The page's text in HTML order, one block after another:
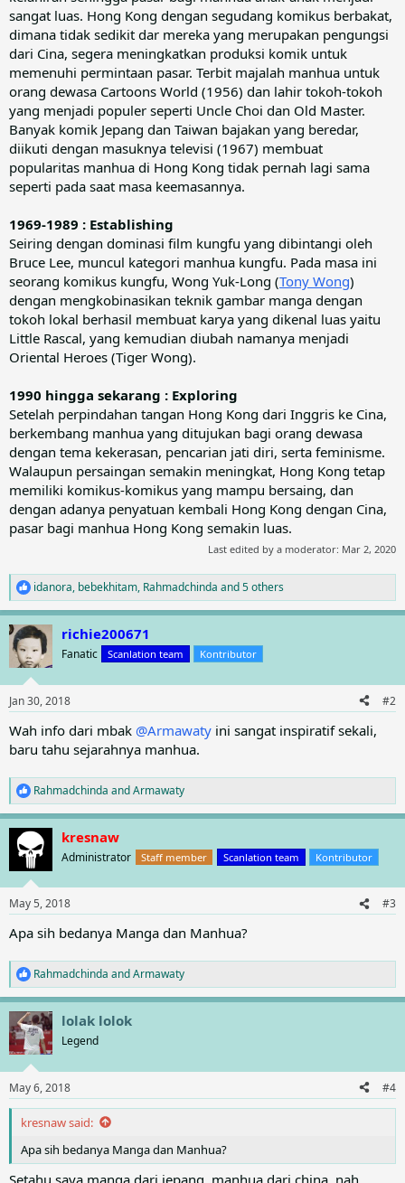
sangat luas. Hong Kong dengan segudang komikus berbakat,
dimana tidak sedikit dar mereka yang merupakan pengungsi
dari Cina, segera meningkatkan produksi komik untuk
memenuhi permintaan pasar. Terbit majalah manhua untuk
orang dewasa Cartoons World (1956) dan lahir tokoh-tokoh
yang menjadi populer seperti Uncle Choi dan Old Master.
Banyak komik Jepang dan Taiwan bajakan yang beredar,
diikuti dengan masuknya televisi (1967) membuat
popularitas manhua di Hong Kong tidak pernah lagi sama
seperti pada saat masa keemasannya.
1969-1989 : Establishing
Seiring dengan dominasi film kungfu yang dibintangi oleh
Bruce Lee, muncul kategori manhua kungfu. Pada masa ini
seorang komikus kungfu, Wong Yuk-Long (Tony Wong)
dengan mengkobinasikan teknik gambar manga dengan
tokoh lokal berhasil membuat karya yang dikenal luas yaitu
Little Rascal, yang kemudian diubah namanya menjadi
Oriental Heroes (Tiger Wong).
1990 hingga sekarang : Exploring
Setelah perpindahan tangan Hong Kong dari Inggris ke Cina,
berkembang manhua yang ditujukan bagi orang dewasa
dengan tema kekerasan, pencarian jati diri, serta feminisme.
Walaupun persaingan semakin meningkat, Hong Kong tetap
memiliki komikus-komikus yang mampu bersaing, dan
dengan adanya penyatuan kembali Hong Kong dengan Cina,
pasar bagi manhua Hong Kong semakin luas.
Last edited by a moderator: Mar 2, 2020
R
e
a
c
t
i
s
:
idanora, bebekhitam, Rahmadchinda and 5 others
richie200671
Fanatic Scanlation team Kontributor
Jan 30, 2018 #2
Wah info dari mbak @Armawaty ini sangat inspiratif sekali,
baru tahu sejarahnya manhua.
R
e
a
c
t
i
n
s
Rahmadchinda andArmawaty
kresnaw
Administrator Staff member Scanlation team Kontributor
May 5, 2018 #3
Apa sih bedanya Manga dan Manhua?
R
e
a
c
t
i
n
s
:
Rahmadchinda andArmawaty
lolak lolok
Legend
May 6, 2018 #4
kresnaw said:
Apa sih bedanya Manga dan Manhua?
Setahu saya manga dari jepang, manhua dari china, nah